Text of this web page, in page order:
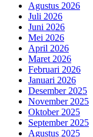
Agustus 2026
Juli 2026
Juni 2026
Mei 2026
April 2026
Maret 2026
Februari 2026
Januari 2026
Desember 2025
November 2025
Oktober 2025
September 2025
Agustus 2025